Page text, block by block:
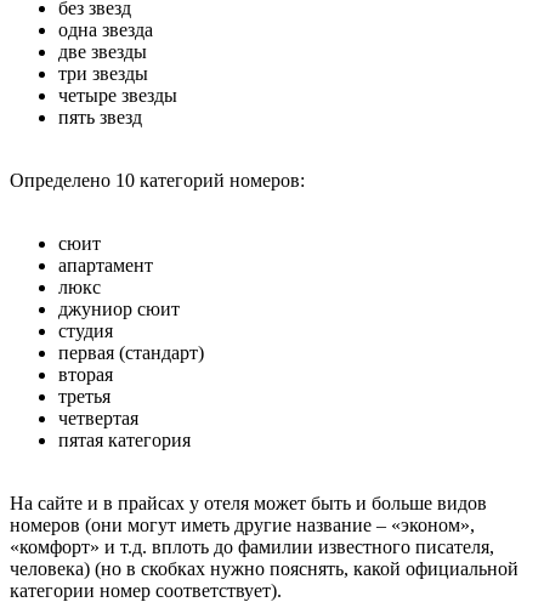
без звезд
одна звезда
две звезды
три звезды
четыре звезды
пять звезд
Определено 10 категорий номеров:
сюит
апартамент
люкс
джуниор сюит
студия
первая (стандарт)
вторая
третья
четвертая
пятая категория
На сайте и в прайсах у отеля может быть и больше видов
номеров (они могут иметь другие название – «эконом»,
«комфорт» и т.д. вплоть до фамилии известного писателя,
человека) (но в скобках нужно пояснять, какой официальной
категории номер соответствует).